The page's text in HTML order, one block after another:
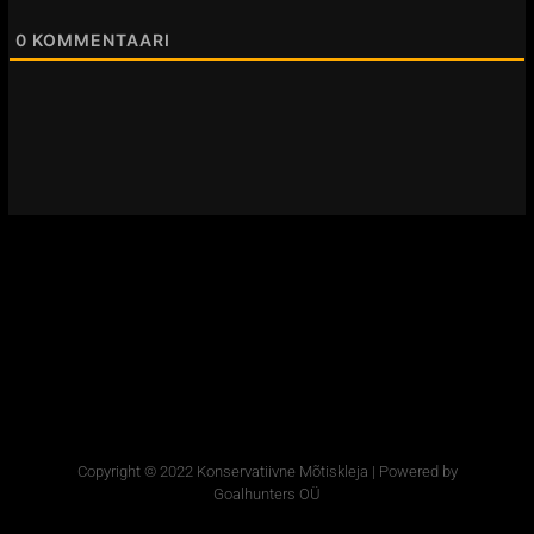
0 KOMMENTAARI
Copyright © 2022 Konservatiivne Mõtiskleja | Powered by
Goalhunters OÜ